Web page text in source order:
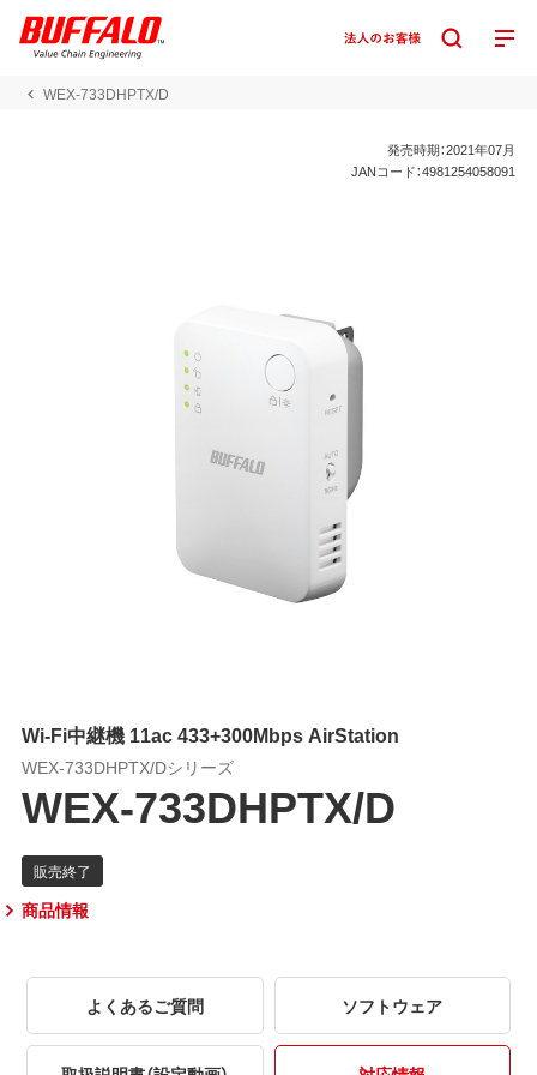
WEX-733DHPTX/D
発売時期：2021年07月
JANコード：4981254058091
Wi-Fi中継機 11ac 433+300Mbps AirStation
WEX-733DHPTX/Dシリーズ
WEX-733DHPTX/D
商品情報
よくあるご質問 ソフトウェア